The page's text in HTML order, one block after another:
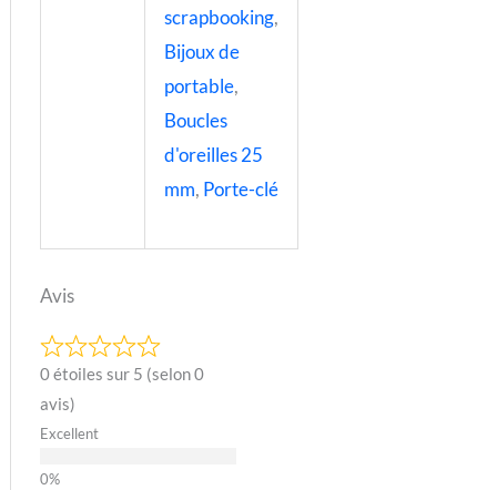
scrapbooking,
Bijoux de
portable,
Boucles
d'oreilles 25
mm, Porte-clé
Avis
0 étoiles sur 5 (selon 0
avis)
Excellent